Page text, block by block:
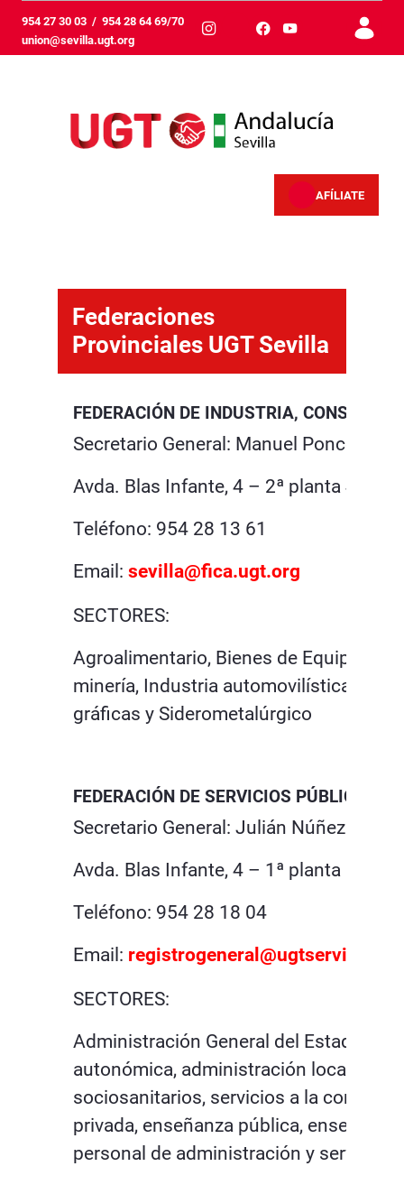
跳转到主内容
954 27 30 03 / 954 28 64 69/70
union@sevilla.ugt.org
AFÍLIATE
Federaciones
Provinciales UGT Sevilla
FEDERACIÓN DE INDUSTRIA,
Secretario General: Manuel Ponce
Avda. Blas Infante, 4 – 2ª planta
Teléfono: 954 28 13 61
Email: sevilla@fica.ugt.org
SECTORES:
Agroalimentario, Bienes de Equipo y
minería, Industria automovilística,
gráficas y Siderometalúrgico
FEDERACIÓN DE SERVICIOS PÚBLICOS
Secretario General: Julián Núñez Urbina
Avda. Blas Infante, 4 – 1ª planta
Teléfono: 954 28 18 04
Email:
SECTORES:
Administración General del Estado,
autonómica, administración local,
sociosanitarios, servicios a la
privada, enseñanza pública,
personal de administración y servicios.